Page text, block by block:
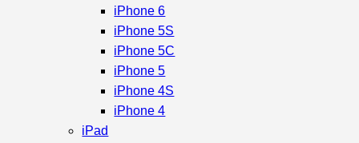
iPhone 6
iPhone 5S
iPhone 5C
iPhone 5
iPhone 4S
iPhone 4
iPad